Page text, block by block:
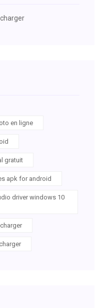
en ligne
gratuit
apk for android
driver windows 10